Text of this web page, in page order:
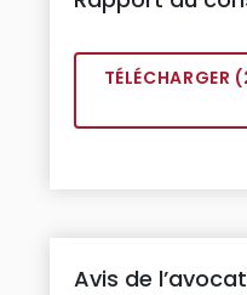
TÉLÉCHARGER (
Avis de